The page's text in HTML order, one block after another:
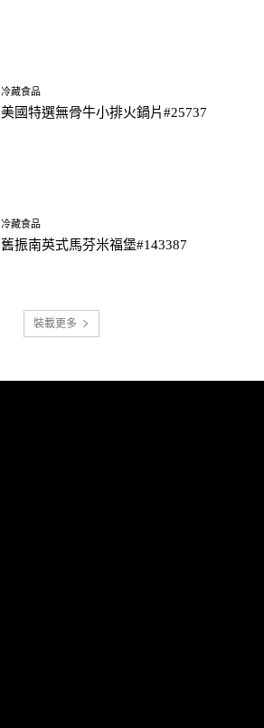
冷藏食品
美國特選無骨牛小排火鍋片#25737
冷藏食品
舊振南英式馬芬米福堡#143387
裝載更多